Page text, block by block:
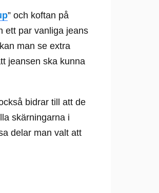
” och koftan på
ett par vanliga jeans
man se extra
jeansen ska kunna
bidrar till att de
skärningarna i
delar man valt att